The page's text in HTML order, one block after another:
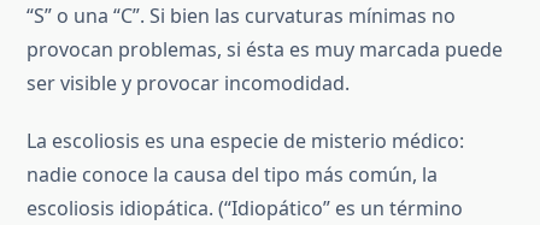
“S” o una “C”. Si bien las curvaturas mínimas no
provocan problemas, si ésta es muy marcada puede
ser visible y provocar incomodidad.
La escoliosis es una especie de misterio médico:
nadie conoce la causa del tipo más común, la
escoliosis idiopática. (“Idiopático” es un término